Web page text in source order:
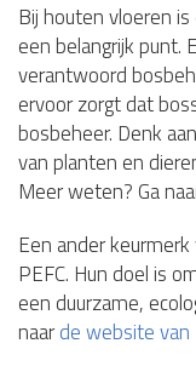
Bij houten vloeren
een belangrijk punt.
verantwoord
ervoor zorgt dat
bosbeheer. Denk
van planten en
Meer weten? Ga
Een ander
PEFC. Hun doel is
een duurzame,
naarde website van